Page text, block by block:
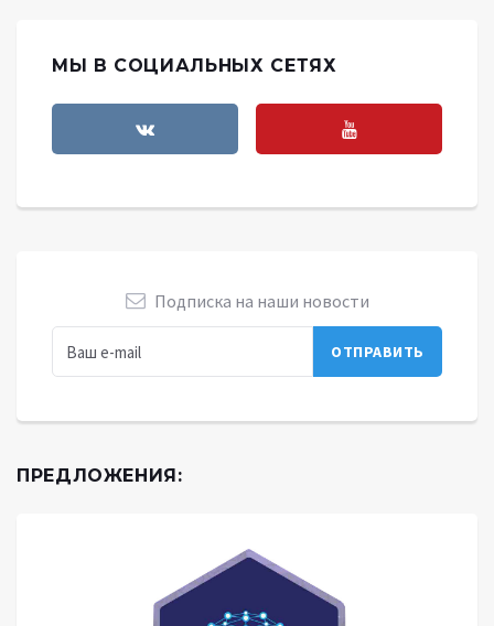
МЫ В СОЦИАЛЬНЫХ СЕТЯХ
Подписка на наши новости
ПРЕДЛОЖЕНИЯ: